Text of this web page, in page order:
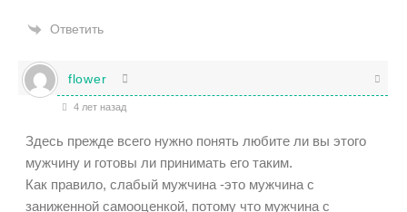
Ответить
flower
4 лет назад
Здесь прежде всего нужно понять любите ли вы этого
мужчину и готовы ли принимать его таким.
Как правило, слабый мужчина -это мужчина с
заниженной самооценкой, потому что мужчина с